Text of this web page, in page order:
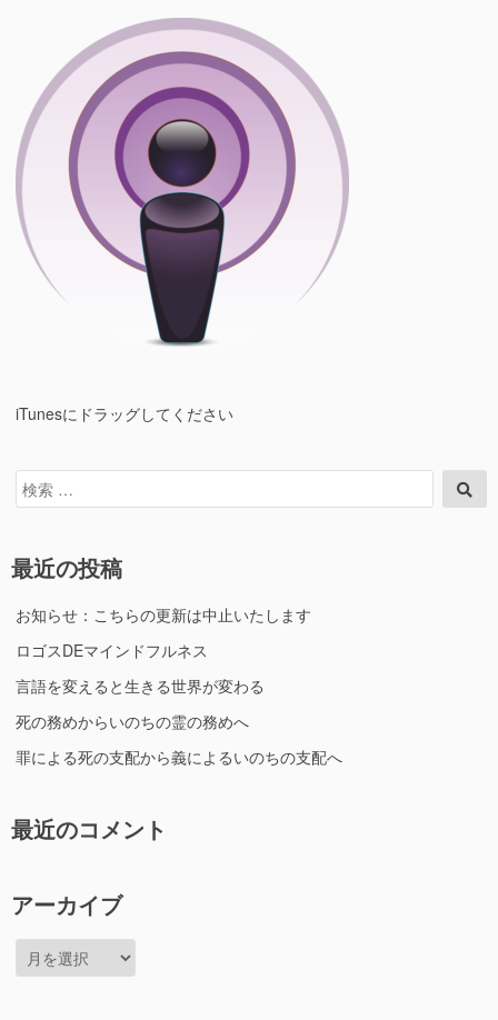
iTunesにドラッグしてください
検
索
索
最近の投稿
お知らせ：こちらの更新は中止いたします
ロゴスDEマインドフルネス
言語を変えると生きる世界が変わる
死の務めからいのちの霊の務めへ
罪による死の支配から義によるいのちの支配へ
最近のコメント
アーカイブ
ー